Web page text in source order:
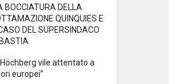
BOCCIATURA DELLA
QUINQUIES E
DEL SUPERSINDACO
Höchberg vile attentato a
europei”